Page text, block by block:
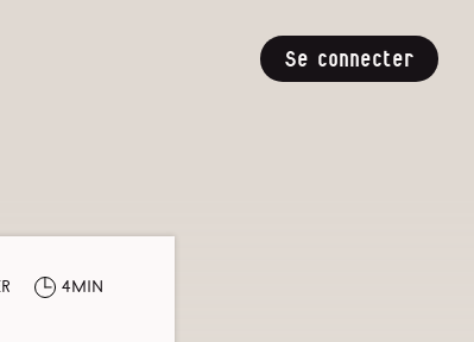
Se connecter
4min